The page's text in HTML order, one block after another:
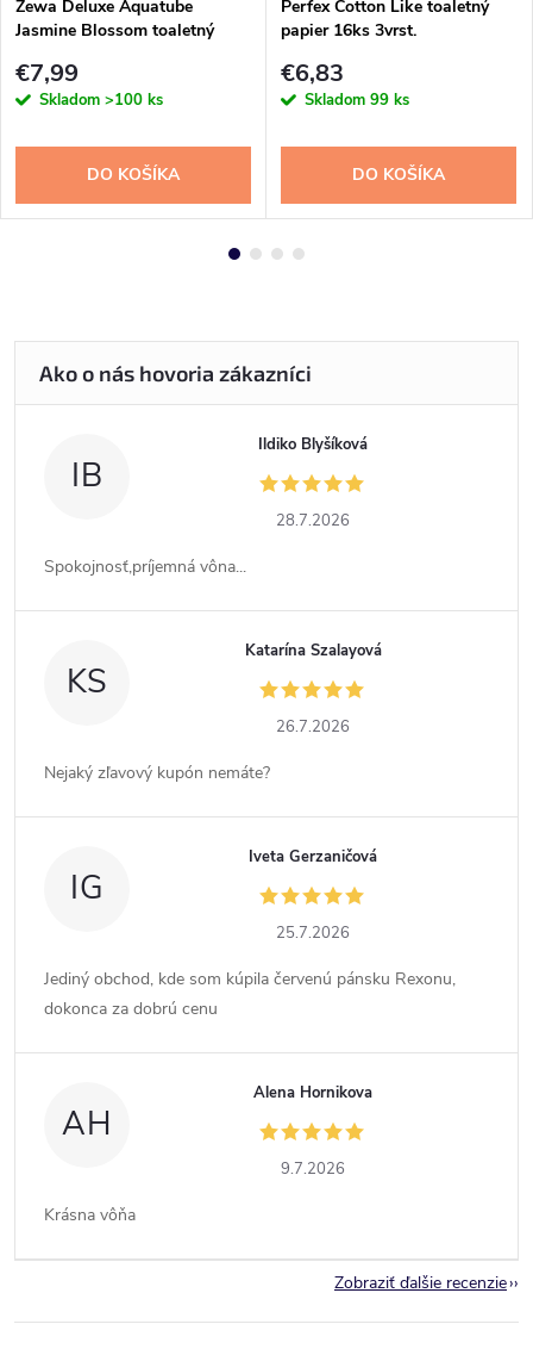
Zewa Deluxe Aquatube
Jasmine Blossom toaletný
€7,99
Skladom >100 ks
DO KOŠÍKA
Perfex Cotton Like toaletný
papier 16ks 3vrst.
€6,83
Skladom 99 ks
DO KOŠÍKA
IB
Ildiko Blyšíková
28.7.2026
Spokojnosť,príjemná vôna...
KS
Katarína Szalayová
26.7.2026
Nejaký zľavový kupón nemáte?
IG
Iveta Gerzaničová
25.7.2026
Jediný obchod, kde som kúpila červenú pánsku Rexonu,
dokonca za dobrú cenu
AH
Alena Hornikova
9.7.2026
Krásna vôňa
Zobraziť ďalšie recenzie